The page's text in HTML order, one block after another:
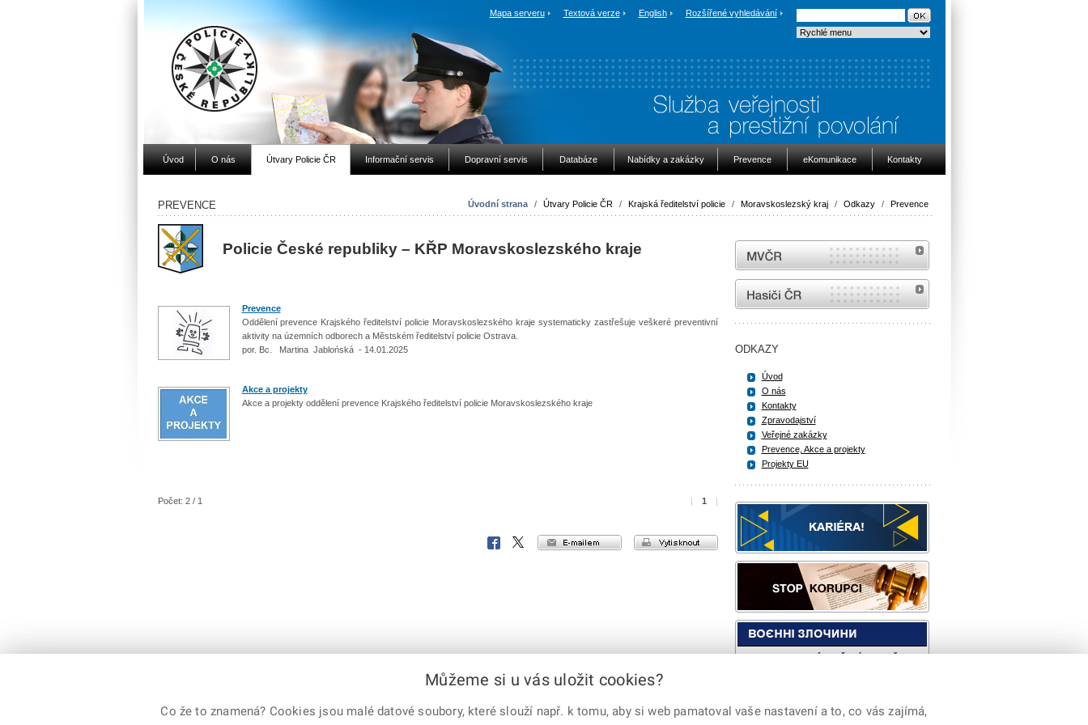
Mapa serveru Textová verze English Rozšířené vyhledávání
Úvod O nás Útvary Policie ČR Informační servis Dopravní servis Databáze Nabídky a zakázky Prevence eKomunikace Kontakty
Úvodní strana / Útvary Policie ČR / Krajská ředitelství policie / Moravskoslezský kraj / Odkazy / Prevence
PREVENCE
Policie České republiky – KŘP Moravskoslezského kraje
Prevence
Oddělení prevence Krajského ředitelství policie Moravskoslezského kraje systematicky zastřešuje veškeré preventivní
aktivity na územních odborech a Městském ředitelství policie Ostrava.
por. Bc. Martina Jablońská - 14.01.2025
Akce a projekty
Akce a projekty oddělení prevence Krajského ředitelství policie Moravskoslezského kraje
Počet: 2 / 1 | 1 |
vytisknout
e-mailem
X
Facebook
MVČR
internetové stránky Hasiči ČR
ODKAZY
Úvod
O nás
Kontakty
Zpravodajství
Veřejné zakázky
Prevence, Akce a projekty
Projekty EU
Můžeme si u vás uložit cookies?
Co že to znamená? Cookies jsou malé datové soubory, které slouží např. k tomu, aby si web pamatoval vaše nastavení a to, co vás zajímá,